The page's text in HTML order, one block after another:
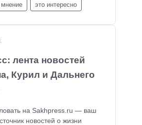
лента новостей
Курил и Дальнего
на Sakhpress.ru — ваш
новостей о жизни
мнение это интересно